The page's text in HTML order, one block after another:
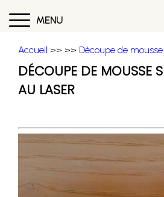
MENU
Accueil >> >> Découpe de
DÉCOUPE DE MOUSSE
AU LASER